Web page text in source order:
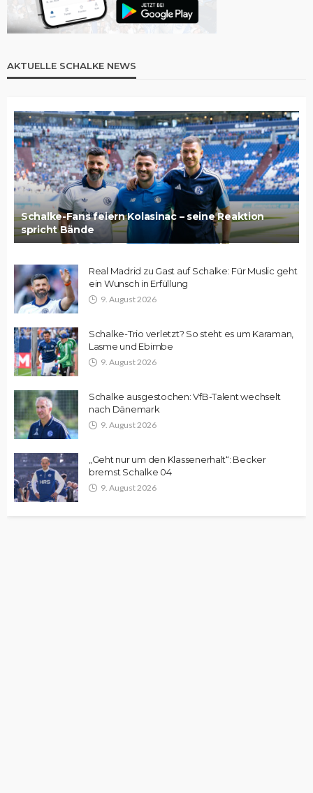
AKTUELLE SCHALKE NEWS
Schalke-Fans feiern Kolasinac – seine Reaktion
spricht Bände
Real Madrid zu Gast auf Schalke: Für Muslic geht
ein Wunsch in Erfüllung
9. August 2026
Schalke-Trio verletzt? So steht es um Karaman,
Lasme und Ebimbe
9. August 2026
Schalke ausgestochen: VfB-Talent wechselt
nach Dänemark
9. August 2026
„Geht nur um den Klassenerhalt“: Becker
bremst Schalke 04
9. August 2026